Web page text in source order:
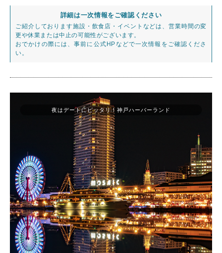
詳細は一次情報をご確認ください
ご紹介しております施設・飲食店・イベントなどは、営業時間の変
更や休業または中止の可能性がございます。
おでかけの際には、事前に公式HPなどで一次情報をご確認くださ
い。
夜はデートにピッタリ！神戸ハーバーランド